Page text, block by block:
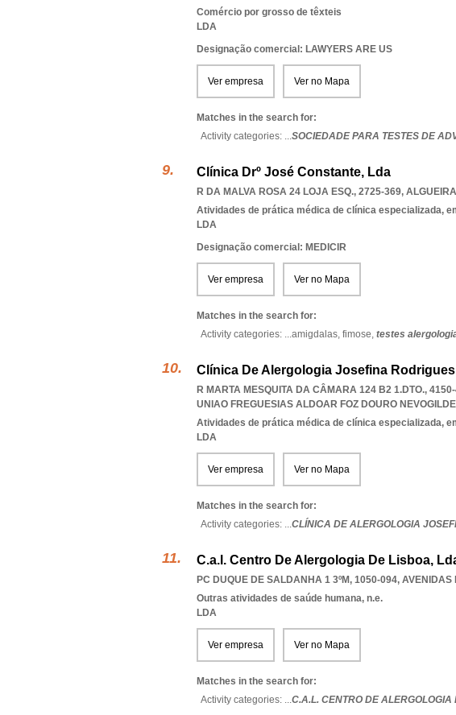
Comércio por grosso de têxteis
LDA
Designação comercial: LAWYERS ARE US
Ver empresa Ver no Mapa
Matches in the search for:
Activity categories: ...SOCIEDADE PARA TESTES DE
Clínica Drº José Constante, Lda
R DA MALVA ROSA 24 LOJA ESQ., 2725-369,
Atividades de prática médica de clínica especializada,
LDA
Designação comercial: MEDICIR
Ver empresa Ver no Mapa
Matches in the search for:
Activity categories: ...amigdalas, fimose, testes
Clínica De Alergologia Josefina
R MARTA MESQUITA DA CÂMARA 124 B2 1.DTO.,
UNIAO FREGUESIAS ALDOAR FOZ DOURO
Atividades de prática médica de clínica especializada,
LDA
Ver empresa Ver no Mapa
Matches in the search for:
Activity categories: ...CLÍNICA DE ALERGOLOGIA
C.a.l. Centro De Alergologia De Lisboa,
PC DUQUE DE SALDANHA 1 3ºM, 1050-094, AVENIDAS
Outras atividades de saúde humana, n.e.
LDA
Ver empresa Ver no Mapa
Matches in the search for:
Activity categories: ...C.A.L. CENTRO DE ALERGOLOGIA